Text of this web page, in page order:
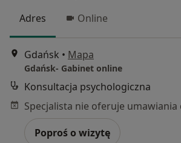
Adres Online
Gdańsk • Mapa
Gdańsk- Gabinet online
Konsultacja psychologiczna
Poproś o wizytę